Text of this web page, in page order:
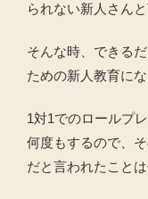
られない新人さん
そんな時、できる
ための新人教育にな
1対1でのロールプ
何度もするので、
だと言われたことは